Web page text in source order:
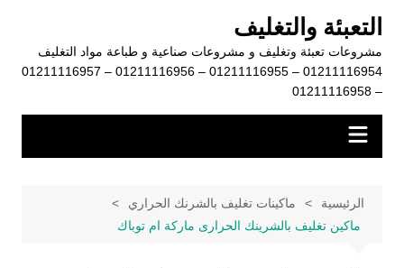
المحتوى
التعبئة والتغليف
مشروعات تعبئة وتغليف و مشروعات صناعية و طباعة مواد التغليف
01211116954 – 01211116955 – 01211116956 – 01211116957
– 01211116958
الرئيسية
ماكينات تغليف بالشرنك الحراري
ماكين تغليف بالشرينك الحرارى ماركة ام توباك